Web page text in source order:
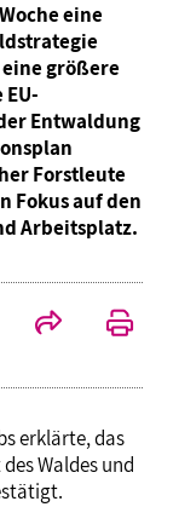
eine
größere
Entwaldung
Forstleute
Fokus auf den
Arbeitsplatz.
erklärte, das
Waldes und